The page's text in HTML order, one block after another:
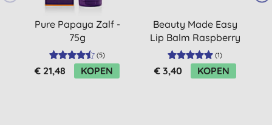
Pure Papaya Zalf -
75g
(5)
€ 21,48 KOPEN
Beauty Made Easy
Lip Balm Raspberry
(1)
€ 3,40 KOPEN